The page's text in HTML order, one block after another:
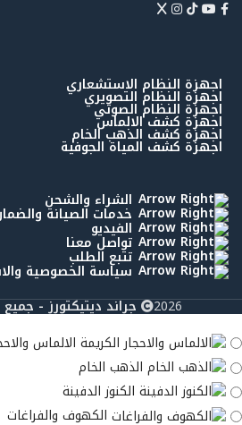
اجهزة النظام الاستشعاري
اجهزة النظام التصويري
اجهزة النظام الصوتي
اجهزة كشف الالماس
اجهزة كشف الذهب الخام
اجهزة كشف المياة الجوفية
الشراء والشحن
خدمات الصيانة
الفيديو
تواصل معنا
تتبع الطلب
سياسة الخصوصية
2026 جراند ديتيكتورز -
الالماس
الذهب الخام
الكنوز الدفينة
الكهوف والفراغات